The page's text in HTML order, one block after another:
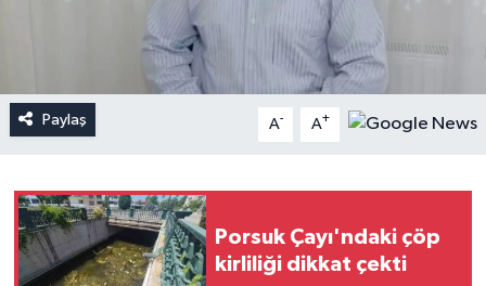
Paylaş A- A+
Porsuk Çayı'ndaki çöp
kirliliği dikkat çekti